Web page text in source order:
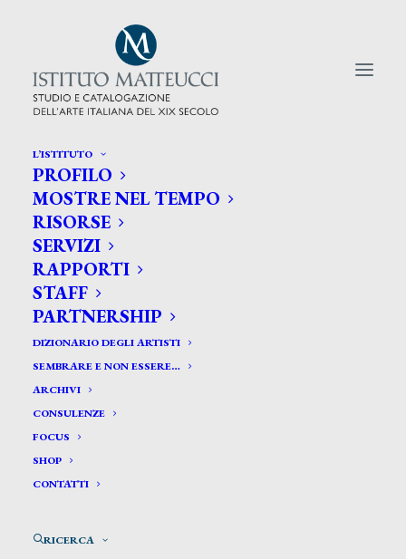
L’ISTITUTO
PROFILO
MOSTRE NEL TEMPO
RISORSE
SERVIZI
RAPPORTI
STAFF
PARTNERSHIP
DIZIONARIO DEGLI ARTISTI
SEMBRARE E NON ESSERE…
ARCHIVI
CONSULENZE
FOCUS
SHOP
CONTATTI
RICERCA
CERCA TRA GLI ARTISTI:
Search
for:
Di Vito M.